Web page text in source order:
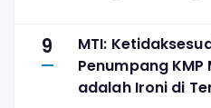
9
MTI:
Penumpang
adalah Ironi di